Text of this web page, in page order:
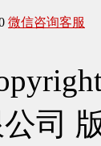
微信咨询客服
公司